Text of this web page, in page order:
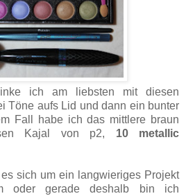
ich am liebsten mit diesen
Töne aufs Lid und dann ein bunter
Fall habe ich das mittlere braun
Kajal von p2, 10 metallic
sich um ein langwieriges Projekt
oder gerade deshalb bin ich